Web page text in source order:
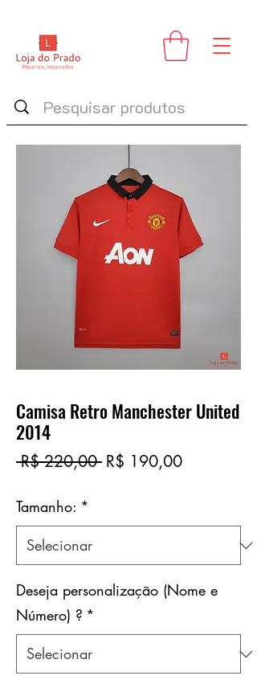
Camisa Retro Manchester United
2014
R$ 220,00 Preço
R$ 190,00Preço
Tamanho: *
Deseja personalização (Nome e
Número) ? *